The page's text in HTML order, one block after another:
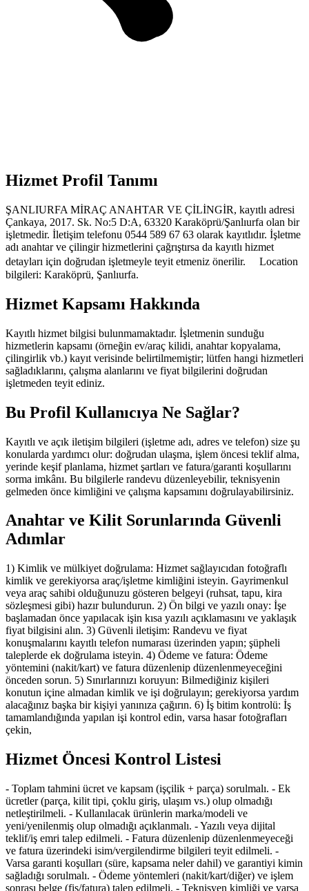
Hizmet Profil Tanımı
ŞANLIURFA MİRAÇ ANAHTAR VE ÇİLİNGİR, kayıtlı adresi
Çankaya, 2017. Sk. No:5 D:A, 63320 Karaköprü/Şanlıurfa olan bir
işletmedir. İletişim telefonu 0544 589 67 63 olarak kayıtlıdır. İşletme
adı anahtar ve çilingir hizmetlerini çağrıştırsa da kayıtlı hizmet
detayları için doğrudan işletmeyle teyit etmeniz önerilir. Location
bilgileri: Karaköprü, Şanlıurfa.
Hizmet Kapsamı Hakkında
Kayıtlı hizmet bilgisi bulunmamaktadır. İşletmenin sunduğu
hizmetlerin kapsamı (örneğin ev/araç kilidi, anahtar kopyalama,
çilingirlik vb.) kayıt verisinde belirtilmemiştir; lütfen hangi hizmetleri
sağladıklarını, çalışma alanlarını ve fiyat bilgilerini doğrudan
işletmeden teyit ediniz.
Bu Profil Kullanıcıya Ne Sağlar?
Kayıtlı ve açık iletişim bilgileri (işletme adı, adres ve telefon) size şu
konularda yardımcı olur: doğrudan ulaşma, işlem öncesi teklif alma,
yerinde keşif planlama, hizmet şartları ve fatura/garanti koşullarını
sorma imkânı. Bu bilgilerle randevu düzenleyebilir, teknisyenin
gelmeden önce kimliğini ve çalışma kapsamını doğrulayabilirsiniz.
Anahtar ve Kilit Sorunlarında Güvenli
Adımlar
1) Kimlik ve mülkiyet doğrulama: Hizmet sağlayıcıdan fotoğraflı
kimlik ve gerekiyorsa araç/işletme kimliğini isteyin. Gayrimenkul
veya araç sahibi olduğunuzu gösteren belgeyi (ruhsat, tapu, kira
sözleşmesi gibi) hazır bulundurun. 2) Ön bilgi ve yazılı onay: İşe
başlamadan önce yapılacak işin kısa yazılı açıklamasını ve yaklaşık
fiyat bilgisini alın. 3) Güvenli iletişim: Randevu ve fiyat
konuşmalarını kayıtlı telefon numarası üzerinden yapın; şüpheli
taleplerde ek doğrulama isteyin. 4) Ödeme ve fatura: Ödeme
yöntemini (nakit/kart) ve fatura düzenlenip düzenlenmeyeceğini
önceden sorun. 5) Sınırlarınızı koruyun: Bilmediğiniz kişileri
konutun içine almadan kimlik ve işi doğrulayın; gerekiyorsa yardım
alacağınız başka bir kişiyi yanınıza çağırın. 6) İş bitim kontrolü: İş
tamamlandığında yapılan işi kontrol edin, varsa hasar fotoğrafları
çekin,
Hizmet Öncesi Kontrol Listesi
- Toplam tahmini ücret ve kapsam (işçilik + parça) sorulmalı. - Ek
ücretler (parça, kilit tipi, çoklu giriş, ulaşım vs.) olup olmadığı
netleştirilmeli. - Kullanılacak ürünlerin marka/modeli ve
yeni/yenilenmiş olup olmadığı açıklanmalı. - Yazılı veya dijital
teklif/iş emri talep edilmeli. - Fatura düzenlenip düzenlenmeyeceği
ve fatura üzerindeki isim/vergilendirme bilgileri teyit edilmeli. -
Varsa garanti koşulları (süre, kapsama neler dahil) ve garantiyi kimin
sağladığı sorulmalı. - Ödeme yöntemleri (nakit/kart/diğer) ve işlem
sonrası belge (fis/fatura) talep edilmeli. - Teknisyen kimliği ve varsa